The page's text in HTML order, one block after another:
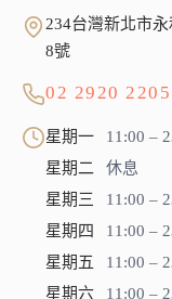
234台灣新北市
8號
02 2920 2205
星期一
11:00 –
星期二
休息
星期三
11:00 –
星期四
11:00 –
星期五
11:00 –
星期六
11:00 –